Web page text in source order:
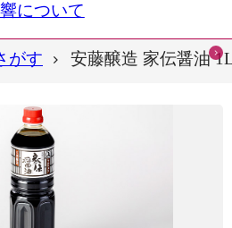
響について
がす 安藤醸造 家伝醤油